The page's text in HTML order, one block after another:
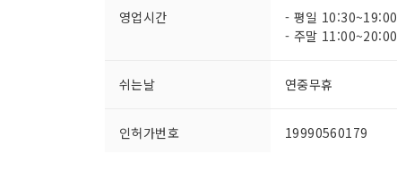
영업시간
- 평일 10:30~19:00
- 주말 11:00~20:00
쉬는날 연중무휴
인허가번호 19990560179